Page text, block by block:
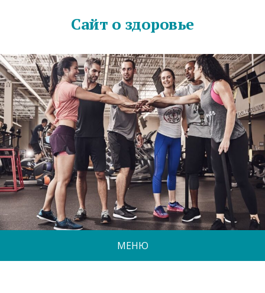
Сайт о здоровье
МЕНЮ